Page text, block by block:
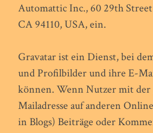
Automattic Inc., 60 29th Street
CA 94110, USA, ein.
Gravatar ist ein Dienst, bei
und Profilbilder und ihre E-
können. Wenn Nutzer mit
Mailadresse auf anderen
in Blogs) Beiträge oder